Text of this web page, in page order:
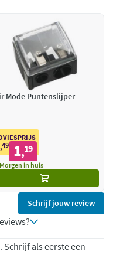
Mode Puntenslijper
,49 1,19
in huis
Schrijf jouw review
Schrijf als eerste een